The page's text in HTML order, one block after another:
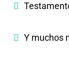
Y muchos